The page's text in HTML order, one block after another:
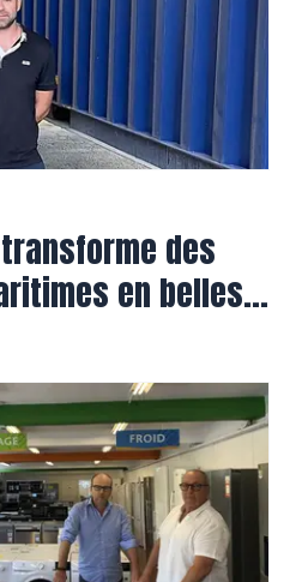
des
en belles